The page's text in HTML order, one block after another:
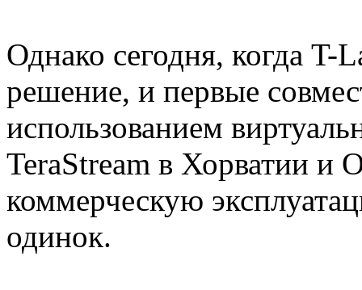
Однако сегодня, когда T-
решение, и первые
использованием
TeraStream в Хорватии и
коммерческую
одинок.